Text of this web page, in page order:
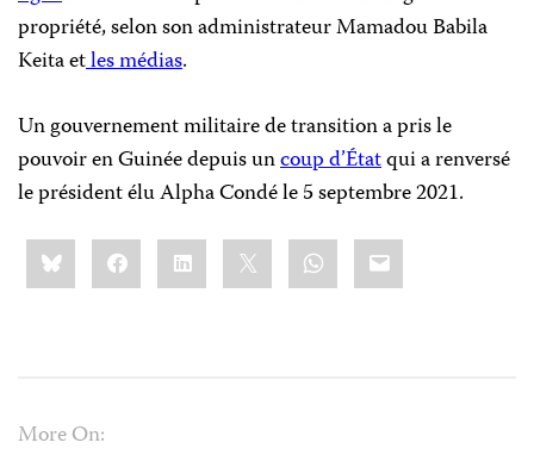
propriété, selon son administrateur Mamadou Babila
Keita etles médias.
Un gouvernement militaire de transition a pris le
pouvoir en Guinée depuis uncoup d’Étatqui a renversé
le président élu Alpha Condé le 5 septembre 2021.
Share
this:BlueskyFacebookLinkedIn WhatsApp
Email
More On: